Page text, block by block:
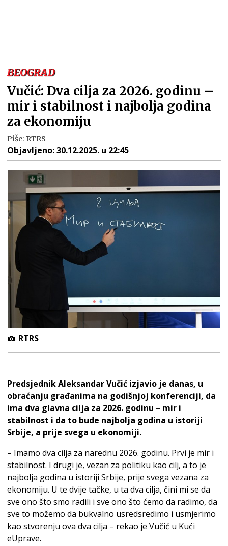
BEOGRAD
Vučić: Dva cilja za 2026. godinu –
mir i stabilnost i najbolja godina
za ekonomiju
Piše: RTRS
Objavljeno:30.12.2025. u 22:45
RTRS
Predsjednik Aleksandar Vučić izjavio je danas, u
obraćanju građanima na godišnjoj konferenciji, da
ima dva glavna cilja za 2026. godinu – mir i
stabilnost i da to bude najbolja godina u istoriji
Srbije, a prije svega u ekonomiji.
– Imamo dva cilja za narednu 2026. godinu. Prvi je mir i
stabilnost. I drugi je, vezan za politiku kao cilj, a to je
najbolja godina u istoriji Srbije, prije svega vezana za
ekonomiju. U te dvije tačke, u ta dva cilja, čini mi se da
sve ono što smo radili i sve ono što ćemo da radimo, da
sve to možemo da bukvalno usredsredimo i usmjerimo
kao stvorenju ova dva cilja – rekao je Vučić u Kući
eUprave.